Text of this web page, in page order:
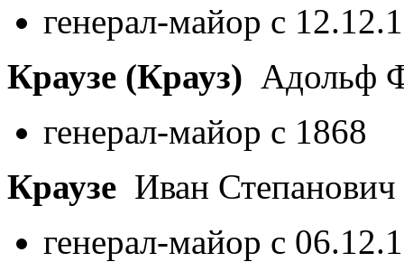
генерал-майор с
Краузе (Крауз) Адольф
генерал-майор с 1868
Краузе Иван Степанович
генерал-майор с